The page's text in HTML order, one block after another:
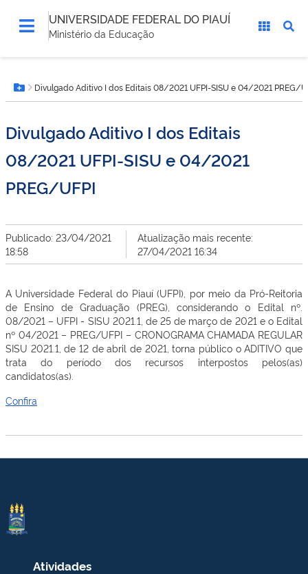
UNIVERSIDADE FEDERAL DO PIAUÍ
Ministério da Educação
está
aqui:Botão Menu
Divulgado Aditivo I dos Editais 08/2021 UFPI-SISU e 04/2021 PREG/
Divulgado Aditivo I dos Editais
08/2021 UFPI-SISU e 04/2021
PREG/UFPI
Publicado: 23/04/2021
18:58
Atualização mais recente:
27/04/2021 16:34
A Universidade Federal do Piauí (UFPI), por meio da Pró-Reitoria
de Ensino de Graduação (PREG), considerando o Edital nº.
08/2021 – UFPI - SISU 2021.1, de 25 de março de 2021 e o Edital
nº 04/2021 – PREG/UFPI – CRONOGRAMA CHAMADA REGULAR
SISU 2021.1, de 12 de abril de 2021, torna público o ADITIVO que
trata do período dos recursos interpostos pelos(as)
candidatos(as).
Confira
Atividades